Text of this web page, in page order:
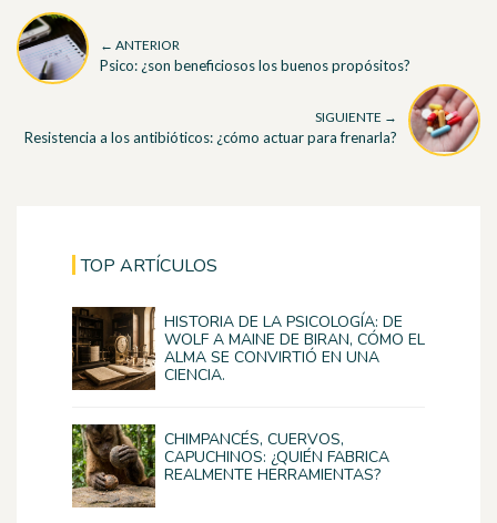
← ANTERIOR
Psico: ¿son beneficiosos los buenos propósitos?
SIGUIENTE →
Resistencia a los antibióticos: ¿cómo actuar para frenarla?
TOP ARTÍCULOS
HISTORIA DE LA PSICOLOGÍA: DE
WOLF A MAINE DE BIRAN, CÓMO EL
ALMA SE CONVIRTIÓ EN UNA
CIENCIA.
CHIMPANCÉS, CUERVOS,
CAPUCHINOS: ¿QUIÉN FABRICA
REALMENTE HERRAMIENTAS?